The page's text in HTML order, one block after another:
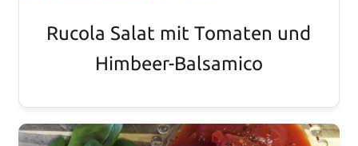
Rucola Salat mit Tomaten und
Himbeer-Balsamico